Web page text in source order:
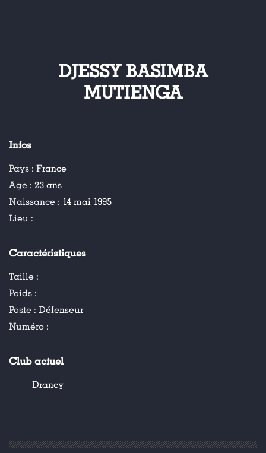
DJESSY BASIMBA
MUTIENGA
Infos
Pays : France
Age : 23 ans
Naissance : 14 mai 1995
Lieu :
Caractéristiques
Taille :
Poids :
Poste : Défenseur
Numéro :
Club actuel
Drancy